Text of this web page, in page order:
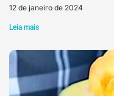
12 de janeiro de 2024
Leia mais